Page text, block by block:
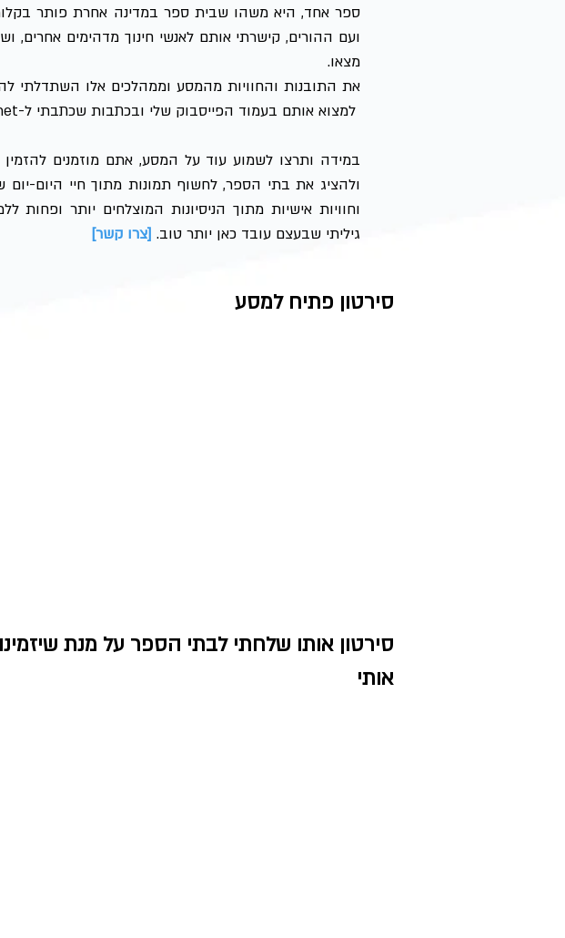
ספר אחד, היא משהו שבית ספר במדינה אחרת פותר
ועם ההורים, קישרתי אותם לאנשי חינוך מדהימים אחרים,
מצאו.
את התובנות והחוויות מהמסע וממהלכים אלו השתדלתי
למצוא אותם בעמוד הפייסבוק שלי ובכתבות שכתבתי ל-
במידה ותרצו לשמוע עוד על המסע, אתם מוזמנים
ולהציג את בתי הספר, לחשוף תמונות מתוך חיי היום-יום
וחוויות אישיות מתוך הניסיונות המוצלחים יותר
גיליתי שבעצם עובד כאן יותר טוב. [צרו קשר]
סירטון פתיח למסע
סירטון אותו שלחתי לבתי הספר על מנת שיזמינו
אותי